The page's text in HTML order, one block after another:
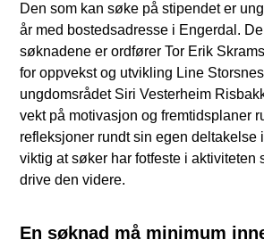
Den som kan søke på stipendet er
år med bostedsadresse i Engerdal.
søknadene er ordfører Tor Erik
for oppvekst og utvikling Line
ungdomsrådet Siri Vesterheim
vekt på motivasjon og fremtidsplaner
refleksjoner rundt sin egen deltakelse
viktig at søker har fotfeste i aktiviteten
drive den videre.
En søknad må minimum